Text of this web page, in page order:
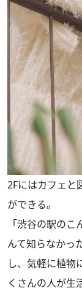
2Fにはカフェと
ができる。
「渋谷の駅の
んて知らなかっ
し、気軽に植物
くさんの人が生